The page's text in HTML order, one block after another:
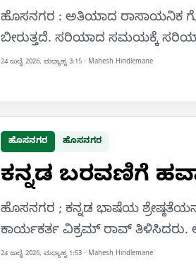
ಹೊಸನಗರ : ಅತಿಯಾದ ರಾಸಾಯನಿಕ
ಬೀರುತ್ತದೆ. ಸರಿಯಾದ ಸಮಯಕ್ಕೆ
24 ಜುಲೈ 2026, ಮಧ್ಯಾಹ್ನ 3:15 · Mahesh Hindlemane
ಹೊಸನಗರ ಹೊಸನಗರ
ಕನ್ನಡ ಬರವಣಿಗೆ
ಹೊಸನಗರ ; ಕನ್ನಡ ಭಾಷೆಯ
ಕಾರ್ಯಕರ್ತ ವಿಕ್ರಮ್ ರಾವ್ ತಿಳಿಸಿದರು.
24 ಜುಲೈ 2026, ಮಧ್ಯಾಹ್ನ 1:53 · Mahesh Hindlemane